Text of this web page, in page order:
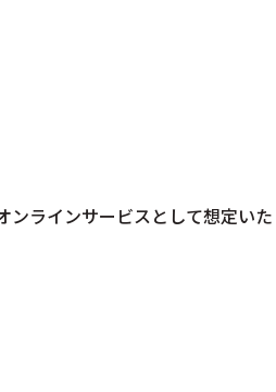
ラインサービスとして想定いた